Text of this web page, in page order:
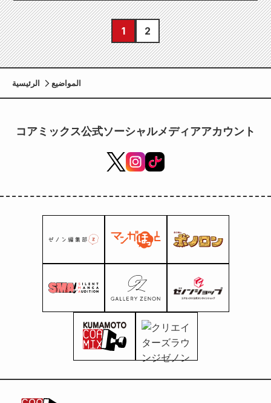
1 2
الرئيسية المواضيع
コアミックス公式ソーシャルメディアアカウント